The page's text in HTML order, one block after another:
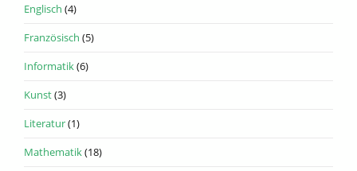
Englisch (4)
Französisch (5)
Informatik(6)
Kunst(3)
Literatur(1)
Mathematik(18)